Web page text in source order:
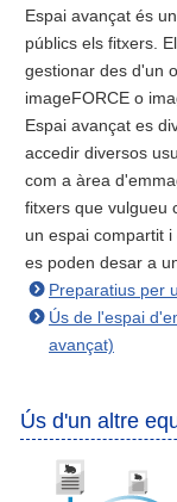
Espai avançat és
públics els fitxers.
gestionar des d'un
imageFORCE o
Espai avançat es
accedir diversos
com a àrea
fitxers que vulgueu
un espai compartit
es poden desar a
Preparatius per
Ús de l'espai
avançat)
Ús d'un altre